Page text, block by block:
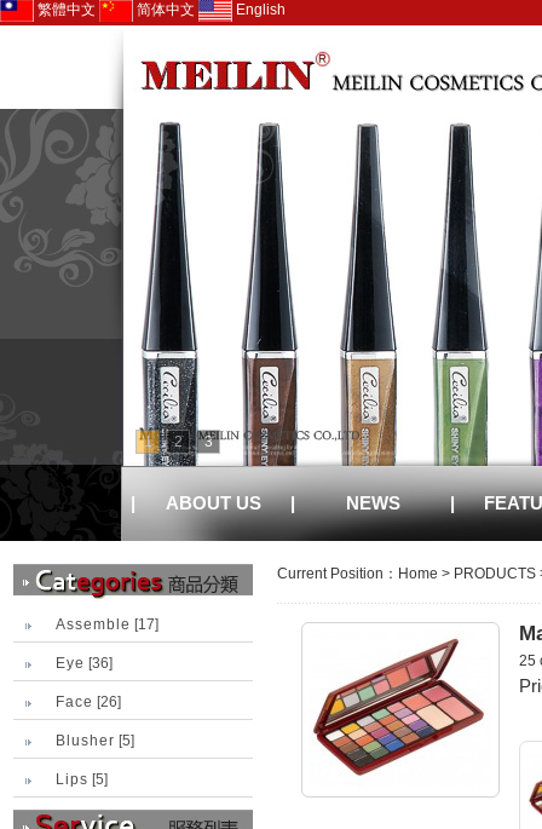
繁體中文 简体中文 English
1 2 3
| ABOUT US | NEWS |
Assemble [17]
Eye [36]
Face [26]
Blusher [5]
Lips [5]
Current Position： Home > PRODUCTS
25